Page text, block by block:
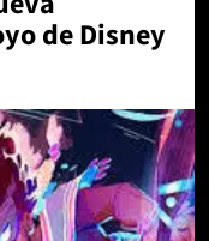
de Disney